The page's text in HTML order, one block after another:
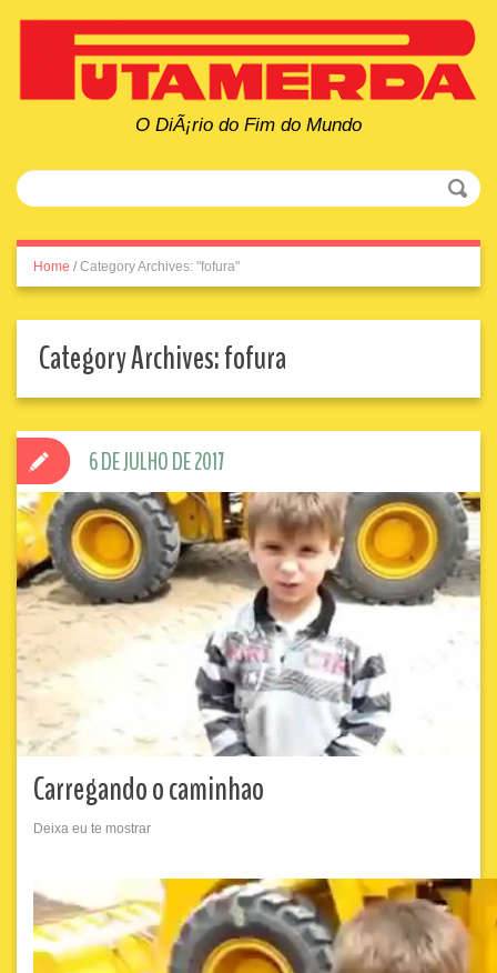
O DiÃ¡rio do Fim do Mundo
Home / Category Archives: "fofura"
Category Archives:fofura
Carregando o caminhao
Deixa eu te mostrar
6 DE JULHO DE 2017